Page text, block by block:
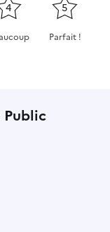
4 5
Parfait !